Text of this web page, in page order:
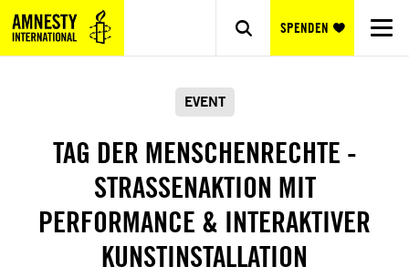
SPENDEN
EVENT
TAG DER MENSCHENRECHTE -
STRASSENAKTION MIT P
ERFORMANCE & INTERAKTIVER K
UNSTINSTALLATION